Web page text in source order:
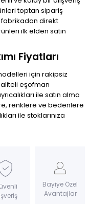
toptan sipariş
fabrikadan direkt
ilk elden satın
Fiyatları
için rakipsiz
eşofman
ile satın alma
renklere ve bedenlere
ile stoklarınıza
Bayiye Özel
Avantajlar